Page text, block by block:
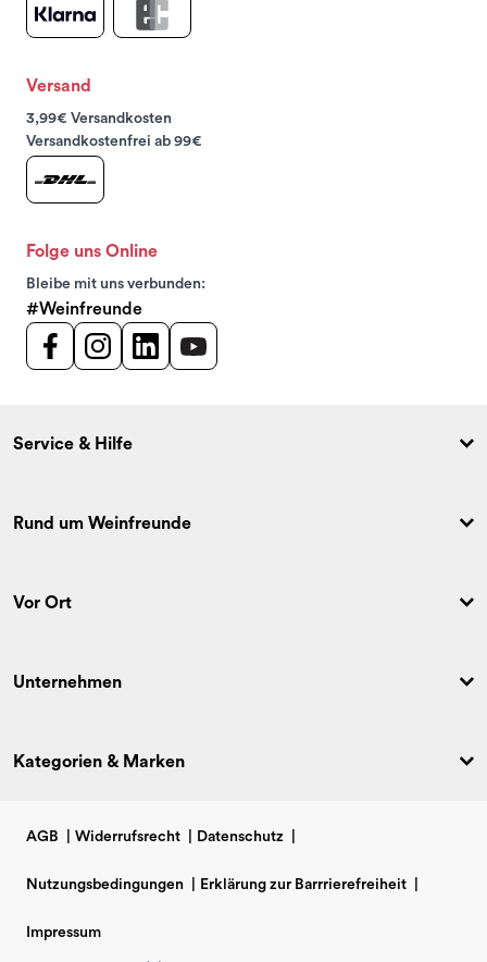
Versand
3,99€ Versandkosten
Versandkostenfrei ab 99€
Folge uns Online
Bleibe mit uns verbunden:
#Weinfreunde
Service & Hilfe
Rund um Weinfreunde
Vor Ort
Unternehmen
Kategorien & Marken
AGB Widerrufsrecht Datenschutz
Nutzungsbedingungen Erklärung zur Barrrierefreiheit
Impressum